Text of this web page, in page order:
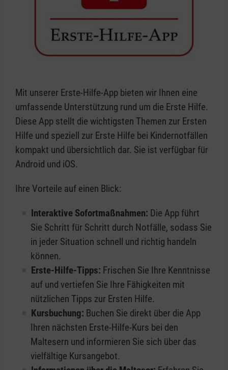
Mit unserer Erste-Hilfe-App bieten wir Ihnen eine
umfassende Unterstützung rund um die Erste Hilfe.
Diese App stellt die wichtigsten Themen zur Ersten
Hilfe und speziell zur Erste Hilfe bei Kindernotfällen
kompakt und übersichtlich dar. Sie ist verfügbar für
Android und iOS.
Ihre Vorteile auf einen Blick:
Interaktive Sofortmaßnahmen: Die App führt
Sie Schritt für Schritt durch Notfälle, sodass Sie
in jeder Situation schnell und richtig handeln
können.
Erste-Hilfe-Tipps: Frischen Sie Ihre Kenntnisse
auf und vertiefen Sie Ihre Fähigkeiten mit
nützlichen Tipps zur Ersten Hilfe.
Kursbuchung: Buchen Sie direkt über die App
Ihren nächsten Erste-Hilfe-Kurs bei den
Maltesern und informieren Sie sich über das
vielfältige Kursangebot.